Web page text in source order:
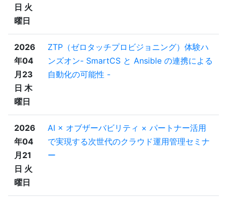
日 火
曜日
2026
年04
月23
日 木
曜日
ZTP（ゼロタッチプロビジョニング）体験ハ
ンズオン- SmartCS と Ansible の連携による
自動化の可能性 -
2026
年04
月21
日 火
曜日
AI × オブザーバビリティ × パートナー活用
で実現する次世代のクラウド運用管理セミナ
ー